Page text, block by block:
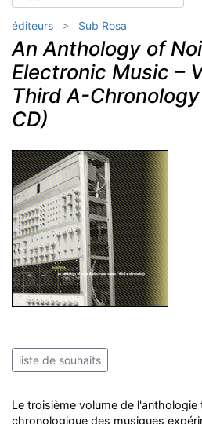
éditeurs Sub Rosa
An Anthology of
Electronic Music –
Third A-
CD)
liste de souhaits
Le troisième volume de l'anthologie
chronologique des musiques